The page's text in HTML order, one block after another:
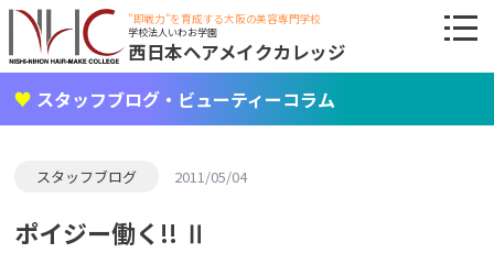
"即戦力"を育成する大阪の美容専門学校
学校法人いわお学園
西日本ヘアメイクカレッジ
スタッフブログ・ビューティーコラム
スタッフブログ 2011/05/04
ポイジー働く!! Ⅱ